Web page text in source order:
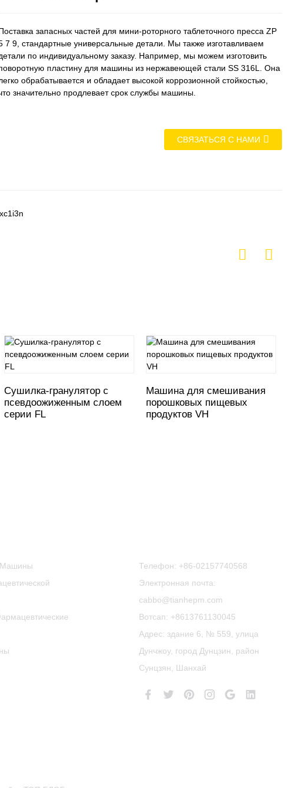
запасных частей для мини-роторного таблеточного пресса ZP
7 9, стандартные универсальные детали. Мы также изготавливаем
по индивидуальному заказу. Например, мы можем изготовить
пластину для машины из нержавеющей стали SS 316L. Она
обрабатывается и обладает высокой коррозионной стойкостью,
значительно продлевает срок службы машины.
СВЯЗАТЬСЯ С НАМИ
Сушилка-гранулятор с
псевдоожиженным слоем
серии FL
Машина для смешивания
порошковых пищевых
продуктов VH
Машины
Телефон: +86-02157740568
Электронная почта:
cabbo@tianhepm.com
Вотсап: +8613761130045
Адрес: здание 6, № 559, улица
Дунчжоу, город Дунцзин, район
Сунцзян, Шанхай